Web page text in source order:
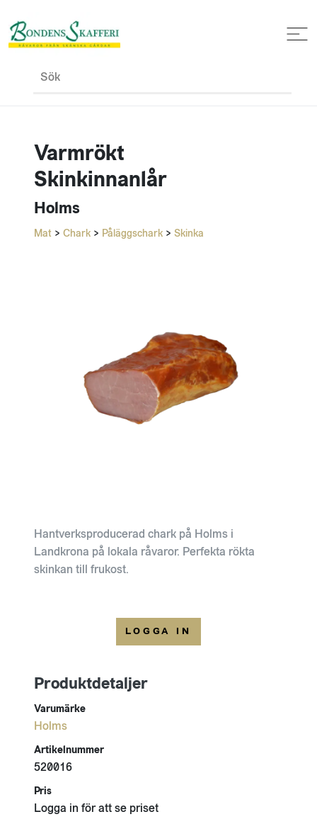
Sök
Varmrökt
Skinkinnanlår
Holms
Mat > Chark > Påläggschark > Skinka
Hantverksproducerad chark på Holms i
Landkrona på lokala råvaror. Perfekta rökta
skinkan till frukost.
LOGGA IN
Produktdetaljer
Varumärke
Holms
Artikelnummer
520016
Pris
Logga in för att se priset